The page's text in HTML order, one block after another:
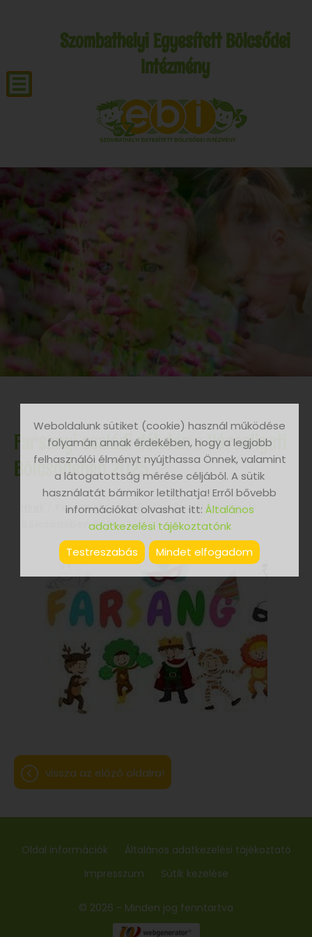
Szombathelyi Egyesített Bölcsődei
Intézmény
Farsangi családi délután a Városligeti
Bölcsődében 2025.
Farsangi családi délután a Városligeti
Bölcsődében 2025.
vissza az előző oldalra!
© 2026 - Minden jog fenntartva
Oldal információk
Általános adatkezelési tájékoztató
Impresszum
Sütik kezelése
Mindet elfogadom
Testreszabás
Weboldalunk sütiket (cookie) használ működése
folyamán annak érdekében, hogy a legjobb
felhasználói élményt nyújthassa Önnek, valamint
a látogatottság mérése céljából. A sütik
használatát bármikor letilthatja! Erről bővebb
információkat olvashat itt: Általános
adatkezelési tájékoztatónk